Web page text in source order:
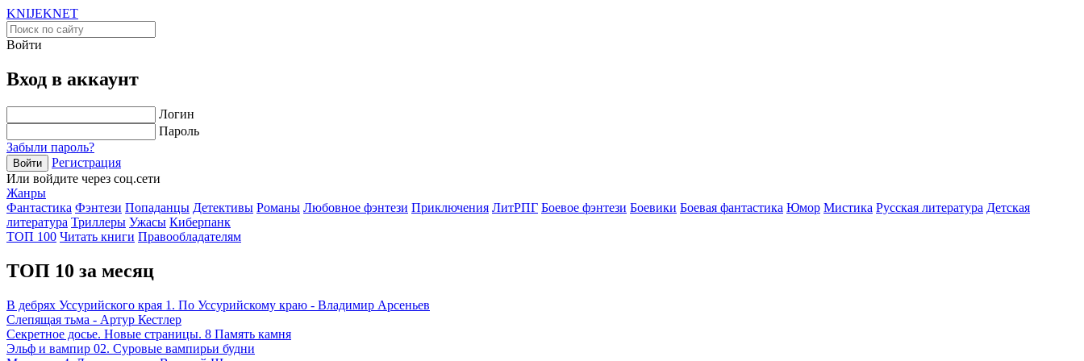
KNIJEKNET
Войти
Вход в аккаунт
Логин
Пароль
Забыли пароль?
Войти
Регистрация
Или войдите через соц.сети
Жанры
Фантастика Фэнтези Попаданцы Детективы Романы Любовное фэнтези Приключения ЛитРПГ Боевое фэнтези Боевики Боевая фантастика Юмор Мистика Русская литература Детская
литература Триллеры Ужасы Киберпанк
ТОП 100 Читать книги Правообладателям
ТОП 10 за месяц
В дебрях Уссурийского края 1. По Уссурийскому краю - Владимир Арсеньев
Слепящая тьма - Артур Кестлер
Секретное досье. Новые страницы. 8 Память камня
Эльф и вампир 02. Суровые вампирьи будни